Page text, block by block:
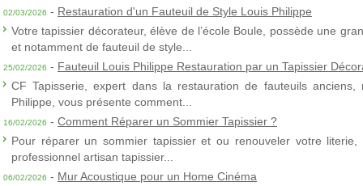
02/03/2026 - Restauration d'un Fauteuil de Style Louis Philippe
Votre tapissier décorateur, élève de l’école Boule, possède une
et notamment de fauteuil de style...
25/02/2026 - Fauteuil Louis Philippe Restauration par un Tapissier
CF Tapisserie, expert dans la restauration de fauteuils
Philippe, vous présente comment...
16/02/2026 - Comment Réparer un Sommier Tapissier ?
Pour réparer un sommier tapissier et ou renouveler votre
professionnel artisan tapissier...
06/02/2026 - Mur Acoustique pour un Home Cinéma